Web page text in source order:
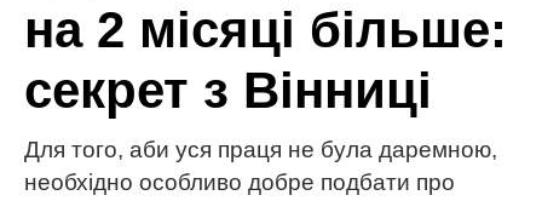
на 2 місяці більше:
секрет з Вінниці
Для того, аби уся праця не була даремною,
необхідно особливо добре подбати про